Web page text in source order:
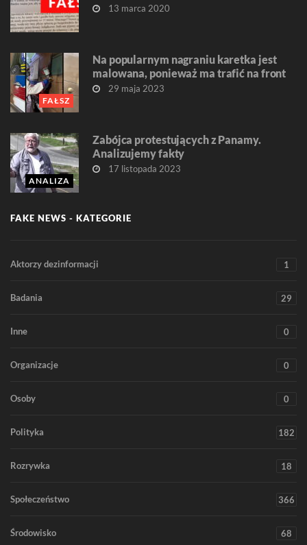
13 marca 2020
FAŁSZ
Na popularnym nagraniu karetka jest
malowana, ponieważ ma trafić na front
29 maja 2023
ANALIZA
Zabójca protestujących z Panamy.
Analizujemy fakty
17 listopada 2023
FAKE NEWS - KATEGORIE
Aktorzy dezinformacji 1
Badania 29
Inne 0
Organizacje 0
Osoby 0
Polityka 182
Rozrywka 18
Społeczeństwo 366
Środowisko 68